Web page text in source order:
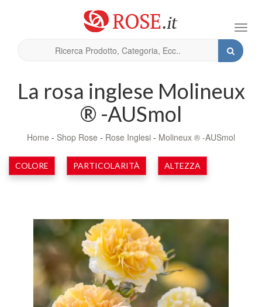
La rosa inglese Molineux
® -AUSmol
Home - Shop Rose - Rose Inglesi - Molineux ® -AUSmol
COLORE PARTICOLARITÀ ALTEZZA